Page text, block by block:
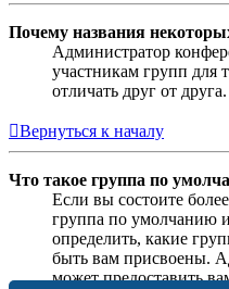
Почему названия
Администратор
участникам групп для
отличать друг от друга.
Вернуться к началу
Что такое группа по
Если вы состоите
группа по умолчанию
определить, какие
быть вам присвоены.
может предоставить